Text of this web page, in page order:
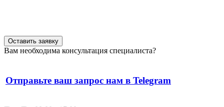
Оставить заявку
Вам необходима консультация специалиста?
Отправьте ваш запрос нам в Telegram